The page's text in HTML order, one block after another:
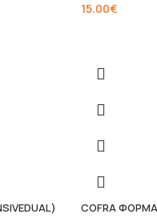
15.00€
COFRA ΦΟΡΜΑ